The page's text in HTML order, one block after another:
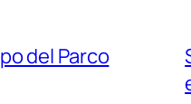
del Parco